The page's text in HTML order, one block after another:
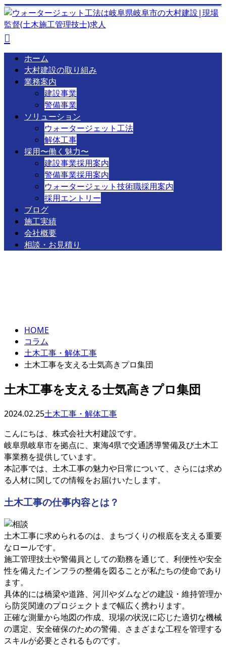
ホーム
大村建設の取り組み
業務案内
建設事業
警備事業
ソリューション
ウォータージェット工法
解体工事
採用〜働く魅力〜
建設事業採用案内
警備事業採用案内
ウォータージェット技術職採用案内
採用エントリー
ブログ
施工実績
会社概要
相談・お見積り
HOME
コラム
土木工事・解体工事
土木工事を支える士気高きプロ集団
土木工事を支える士気高きプロ集団
2024.02.25土木工事・解体工事
こんにちは、株式会社大村建設です。
岐阜県岐阜市を拠点に、東海4県で交通誘導警備及び土木工
事業務を提供しています。
本記事では、土木工事の魅力や日常について、さらには求め
る人材に関しての情報をお届けいたします。
土木工事の仕事内容とは？
土木工事に求められるのは、まちづくりの根底を支える重要
なロールです。
施工管理技士や警備員としての勤務を通じて、利便性や安全
性を備えたインフラの整備を図ることが私たちの使命であり
ます。
具体的には橋梁や道路、河川やダムなどの建設・維持管理か
ら防災関連のプロジェクトまで幅広く携わります。
正確な測量から地図の作成、現場の状況に応じた適切な機械
の選定、安全確保のための警備、さまざまな工程を管理する
スキルが必要とされるものです。